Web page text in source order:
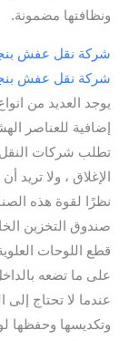
ونظافتها مضمونة.
شركة نقل عفش
شركة نقل عفش
يوجد العديد من
إضافية للعناصر
تطلب شركات
الإغلاق ، ولا
نظرًا لقوة هذه
صندوق التخزين
قطع اللوحات
على ما تضعه
عندما لا تحتاج
وتكديسها وحفظها